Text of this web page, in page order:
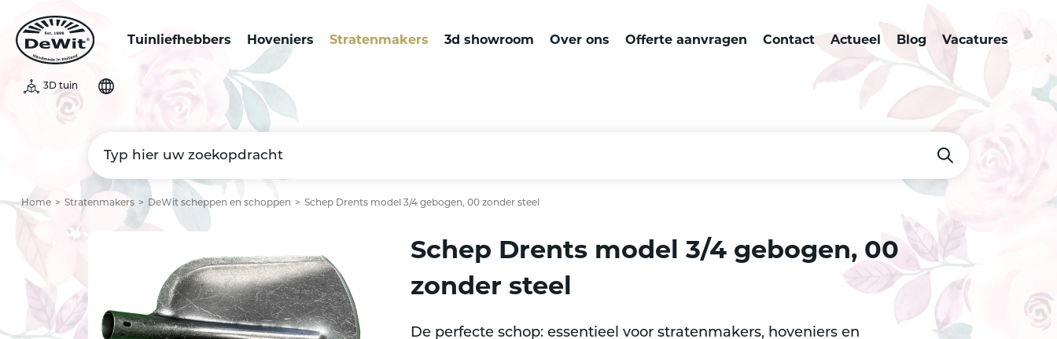
3D tuin
Tuinliefhebbers Hoveniers Stratenmakers 3d showroom Over ons Offerte aanvragen Contact Actueel Blog Vacatures
Home Stratenmakers DeWit scheppen en schoppen Schep Drents model 3/4 gebogen, 00 zonder steel
Schep Drents model 3/4 gebogen, 00
zonder steel
De perfecte schop: essentieel voor stratenmakers, hoveniers en